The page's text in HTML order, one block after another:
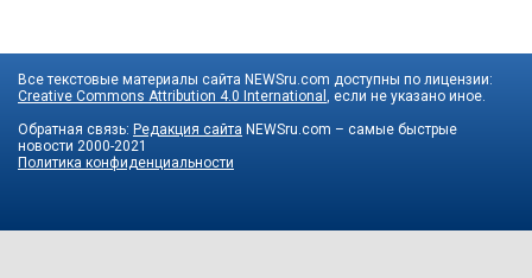
Все текстовые материалы сайта NEWSru.com доступны по лицензии:
Creative Commons Attribution 4.0 International
, если не указано иное.
Обратная связь: Редакция сайта NEWSru.com – самые быстрые
новости 2000-2021
Политика конфиденциальности